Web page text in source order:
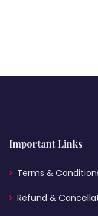
Important Links
Terms &
Refund &